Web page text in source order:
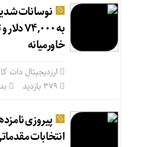
نوسانات
به
خاورمیانه
ارزدیجیتال دات
پیروزی
انتخابات